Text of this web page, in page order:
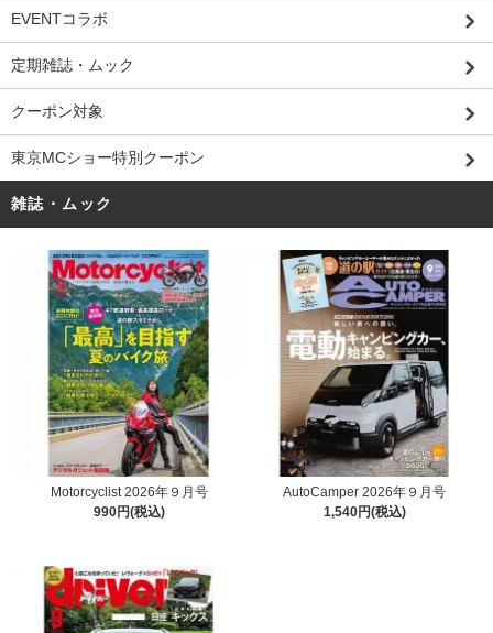
EVENTコラボ
定期雑誌・ムック
クーポン対象
東京MCショー特別クーポン
雑誌・ムック
Motorcyclist 2026年９月号
990円(税込)
AutoCamper 2026年９月号
1,540円(税込)